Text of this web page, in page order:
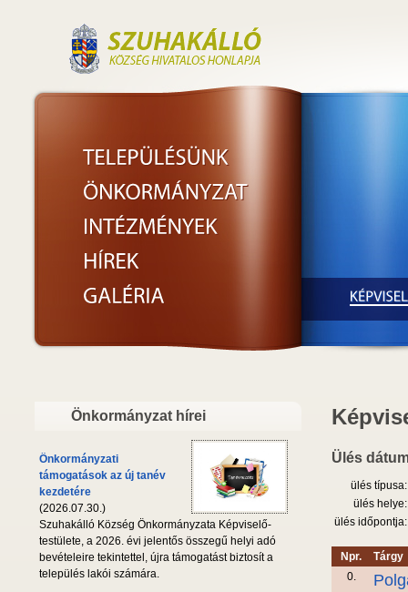
Önkormányzat hírei
Önkormányzati
támogatások az új tanév
kezdetére
(2026.07.30.)
Szuhakálló Község Önkormányzata Képviselő-
testülete, a 2026. évi jelentős összegű helyi adó
bevételeire tekintettel, újra támogatást biztosít a
település lakói számára.
Ülés
ülés típusa:
ülés helye:
ülés időpontja:
Npr.
Tárgy
0.